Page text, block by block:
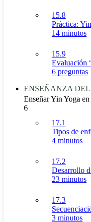
15.8
Práctica:
14 minutos
15.9
Evaluación
6 preguntas
ENSEÑANZA
Enseñar Yin Yoga
6
17.1
Tipos de
4 minutos
17.2
Desarrollo
23 minutos
17.3
3 minutos